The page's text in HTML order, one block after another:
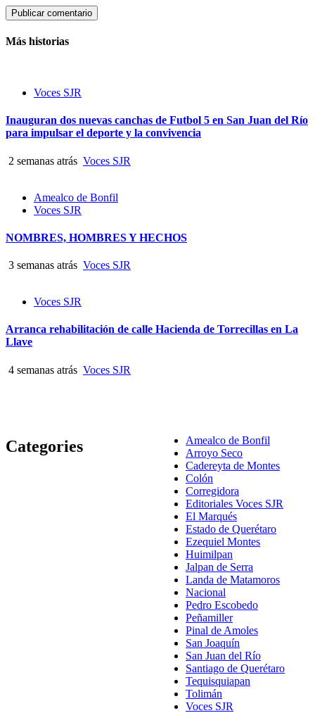
Más historias
Voces SJR
Inauguran dos nuevas canchas de Futbol 5 en San Juan del Río
para impulsar el deporte y la convivencia
2 semanas atrás Voces SJR
Amealco de Bonfil
Voces SJR
NOMBRES, HOMBRES Y HECHOS
3 semanas atrás Voces SJR
Voces SJR
Arranca rehabilitación de calle Hacienda de Torrecillas en La
Llave
4 semanas atrás Voces SJR
Categories
Amealco de Bonfil
Arroyo Seco
Cadereyta de Montes
Colón
Corregidora
Editoriales Voces SJR
El Marqués
Estado de Querétaro
Ezequiel Montes
Huimilpan
Jalpan de Serra
Landa de Matamoros
Nacional
Pedro Escobedo
Peñamiller
Pinal de Amoles
San Joaquín
San Juan del Río
Santiago de Querétaro
Tequisquiapan
Tolimán
Voces SJR